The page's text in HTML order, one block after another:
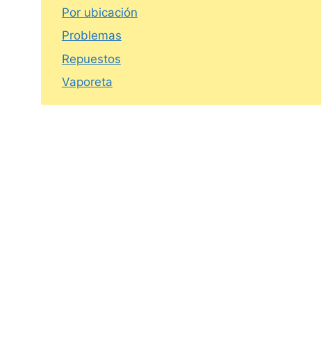
Por ubicación
Problemas
Repuestos
Vaporeta